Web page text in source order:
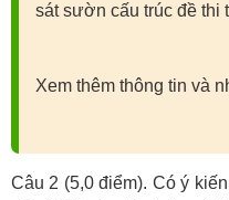
sát sườn cấu trúc đề thi
Xem thêm thông tin và
Câu 2 (5,0 điểm). Có ý